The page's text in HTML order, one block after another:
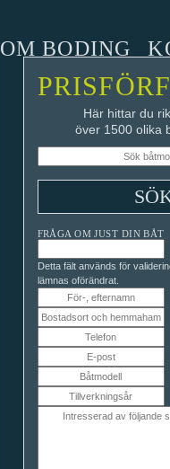
OM BODING
Här hittar du
över 1500 olika
FRÅGA OM JUST DIN BÅT
Detta fält används för
lämnas oförändrat.